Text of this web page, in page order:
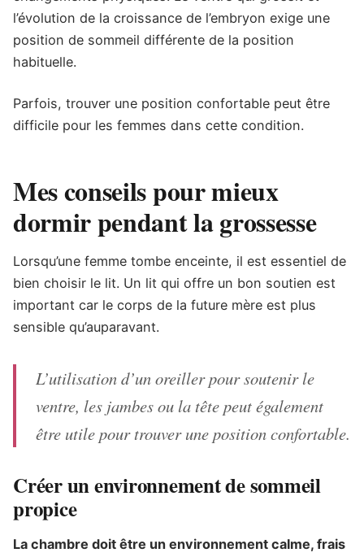
l’évolution de la croissance de l’embryon exige une
position de sommeil différente de la position
habituelle.
Parfois, trouver une position confortable peut être
difficile pour les femmes dans cette condition.
Mes conseils pour mieux
dormir pendant la grossesse
Lorsqu’une femme tombe enceinte, il est essentiel de
bien choisir le lit. Un lit qui offre un bon soutien est
important car le corps de la future mère est plus
sensible qu’auparavant.
L’utilisation d’un oreiller pour soutenir le
ventre, les jambes ou la tête peut également
être utile pour trouver une position confortable.
Créer un environnement de sommeil
propice
La chambre doit être un environnement calme, frais